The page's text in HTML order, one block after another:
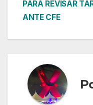
PARA REVISAR
ANTE CFE